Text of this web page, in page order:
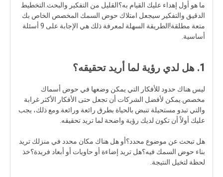
ما هو أول إهداء عليك القيام به؟القليل من التفكير والبحث.التخطيط
الدقيق والتفكير سيجعل امتلاك حوض السمك المخصص الخاص بك
متعة مطلقة!الطريقة السهلة لمعرفة ذلك هي الإجابة على 9 أسئلة
أساسية.
1. هل لدي رؤية لما أريد تحقيقه؟
ليس هناك حدود للأفكار التي يمكن وضعها في حوض أسماك
مخصص.يمكن لأفضل الشركات أن تجعل حتى الأفكار الأكثر غرابة
والتي تبدو مستحيلة تنبض بالحياة بطرق رائعة ورائعة.ومع ذلك، يجب
عليك أولاً أن تكون لديك رؤية واضحة لما تريد تحقيقه.
هل تبحث عن موضوع محدد؟أو هل هناك مكان محدد في منزلك تريد
بناء حوض السمك فيه؟هل تريد إضاءة أو حاويات أو أبعاد فريدة؟خذ
لحظة لتخيل النتيجة.